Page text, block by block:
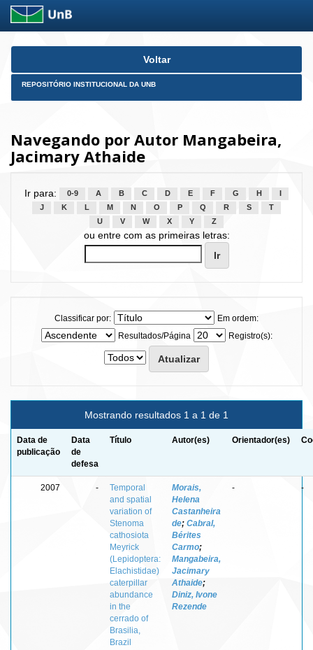
Skip
Voltar
REPOSITÓRIO INSTITUCIONAL DA UNB
Navegando por Autor Mangabeira,
Jacimary Athaide
Ir para: 0-9 A B C D E F G H
J
K L M N O P Q R S
T
U
V W X Y Z
ou entre com as primeiras letras:
Classificar por:
Em ordem:
Resultados/Página
Registro(s):
Mostrando resultados 1 a 1 de 1
Data de
publicação
Data
de
defesa
Título Autor(es) Orientador(es)
2007 -
Temporal
and spatial
variation of
Stenoma
cathosiota
Meyrick
(Lepidoptera:
Elachistidae)
caterpillar
abundance
in the
cerrado of
Brasilia,
Brazil
Morais,
Helena
Castanheira
de; Cabral,
Bérites
Carmo;
Mangabeira,
Jacimary
Athaide;
Diniz, Ivone
Rezende
- -